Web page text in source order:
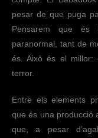
pesar de que puga
Pensarem que és
paranormal, tant de
és. Això és el millor:
terror.
Entre els elements
que és una producció
que, a pesar